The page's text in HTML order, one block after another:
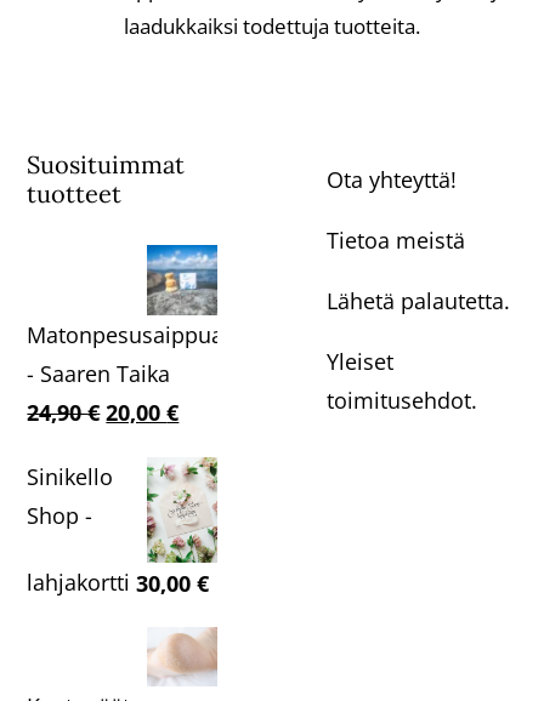
laadukkaiksi todettuja tuotteita.
Suosituimmat
tuotteet
Matonpesusaippua
- Saaren Taika
24,90€Alkuperäinen
oli:
24,90 €.
20,00€Nykyinen
hinta
on:
20,00 €.
Sinikello
Shop -
lahjakortti 30,00€
Ota yhteyttä!
Tietoa meistä
Lähetä palautetta.
Yleiset
toimitusehdot.